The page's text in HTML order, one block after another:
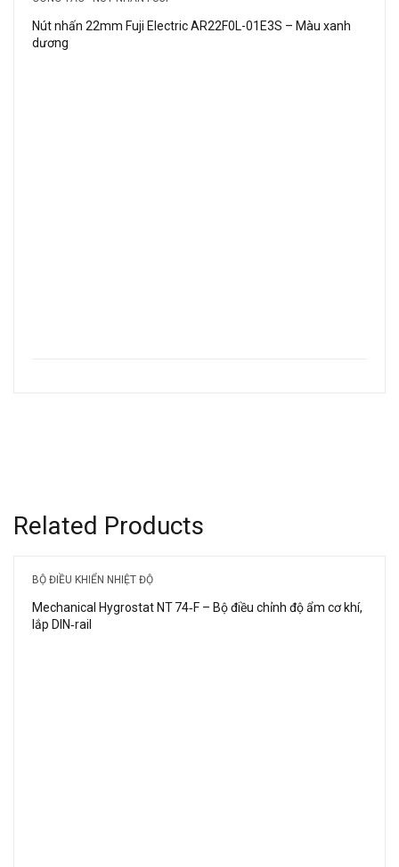
Nút nhấn 22mm Fuji Electric AR22F0L-01E3S – Màu xanh
dương
Related Products
BỘ ĐIỀU KHIỂN NHIỆT ĐỘ
Mechanical Hygrostat NT 74‑F – Bộ điều chỉnh độ ẩm cơ khí,
lắp DIN‑rail